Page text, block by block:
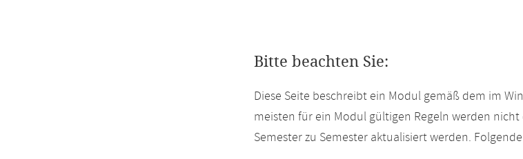
Bitte beachten Sie:
Diese Seite beschreibt ein Modul gemäß dem im
meisten für ein Modul gültigen Regeln werden
Semester zu Semester aktualisiert werden.